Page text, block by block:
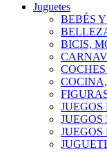
Juguetes
BEBÉS
BICIS,
JUEGOS
JUEGOS
JUEGOS